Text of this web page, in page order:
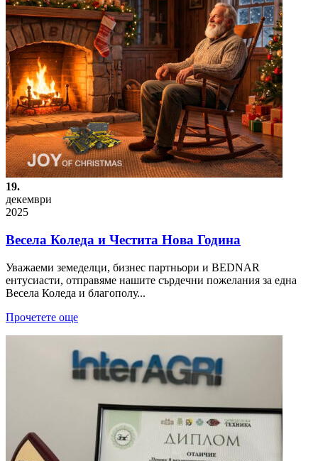
19.
декември
2025
Весела Коледа и Честита Нова Година
Уважаеми земеделци, бизнес партньори и BEDNAR
ентусиасти, отправяме нашите сърдечни пожелания за една
Весела Коледа и благополу...
Прочетете още